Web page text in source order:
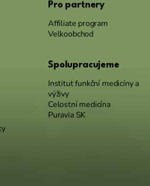
Pro partnery
Affiliate program
Velkoobchod
Spolupracujeme
Institut funkční medicíny a
výživy
Celostní medicína
Puravia SK